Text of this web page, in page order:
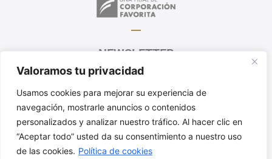
Valoramos tu privacidad
Usamos cookies para mejorar su experiencia de
navegación, mostrarle anuncios o contenidos
personalizados y analizar nuestro tráfico. Al hacer clic en
“Aceptar todo” usted da su consentimiento a nuestro uso
de las cookies. Política de cookies
NEWSLETTER
Recibe en tu correo información
¡SUSCRÍBETE!
Política de Privacidad